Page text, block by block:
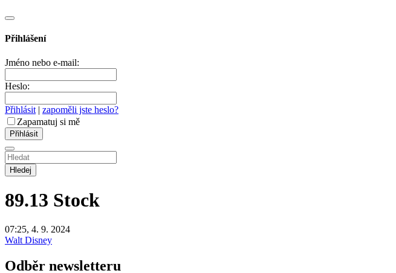
Přihlášení
Jméno nebo e-mail:
Heslo:
Přihlásit | zapoměli jste heslo?
Zapamatuj si mě
Hledej
89.13 Stock
07:25, 4. 9. 2024
Walt Disney
Odběr newsletteru